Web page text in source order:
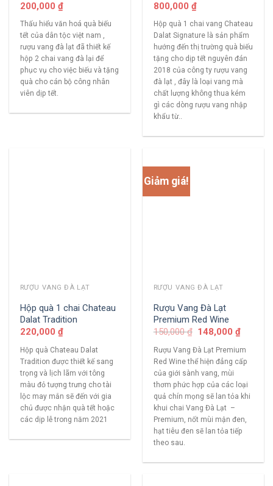
200,000 ₫
Thấu hiểu văn hoá quà biếu
tết của dân tộc việt nam ,
rượu vang đà lạt đã thiết kế
hộp 2 chai vang đà lại để
phục vụ cho việc biếu và tặng
quà cho cán bộ công nhân
viên dịp tết.
800,000 ₫
Hộp quà 1 chai vang Chateau
Dalat Signature là sản phẩm
hướng đến thị trường quà biếu
tặng cho dịp tết nguyên đán
2018 của công ty rượu vang
đà lạt , đây là loại vang mà
chất lượng không thua kém
gì các dòng rượu vang nhập
khẩu từ..
RƯỢU VANG ĐÀ LẠT
Hộp quà 1 chai Chateau
Dalat Tradition
220,000 ₫
Hộp quà Chateau Dalat
Tradition được thiết kế sang
trọng và lịch lãm với tông
màu đỏ tượng trưng cho tài
lộc may mắn sẽ đến với gia
chủ được nhận quà tết hoặc
các dịp lễ trong năm 2021
Giảm giá!
RƯỢU VANG ĐÀ LẠT
Rượu Vang Đà Lạt
Premium Red Wine
150,000₫ 148,000₫
Rượu Vang Đà Lạt Premium
Red Wine thể hiện đẳng cấp
của giới sành vang, mùi
thơm phức hợp của các loại
quả chín mọng sẽ lan tỏa khi
khui chai Vang Đà Lạt –
Premium, nốt mùi mận đen,
hạt tiêu đen sẽ lan tỏa tiếp
theo sau.